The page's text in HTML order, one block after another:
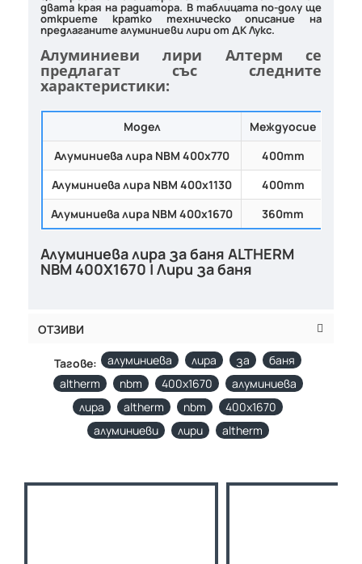
двата края на радиатора. В таблицата по-долу ще
откриете кратко техническо описание на
предлаганитеалуминиеви лириот ДК Лукс.
Алуминиеви лири Алтерм се
предлагат със следните
характеристики:
Модел Междуосие
Алуминиева лира NBM 400х770 400mm
Алуминиева лира NBM 400х1130 400mm
Алуминиева лира NBM 400х1670 360mm
Алуминиева лира за баня ALTHERM
NBM 400Х1670 | Лири за баня
ОТЗИВИ
Тагове: алуминиева лира за
баня
altherm
nbm 400х1670
алуминиева
лира
altherm nbm
400х1670
алуминиеви
лири altherm